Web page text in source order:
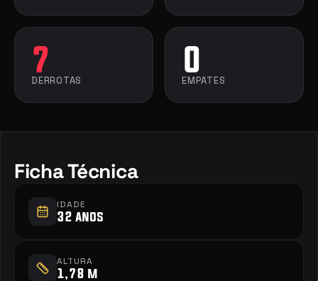
7
DERROTAS
0
EMPATES
Ficha Técnica
IDADE
32 anos
ALTURA
1,78 m